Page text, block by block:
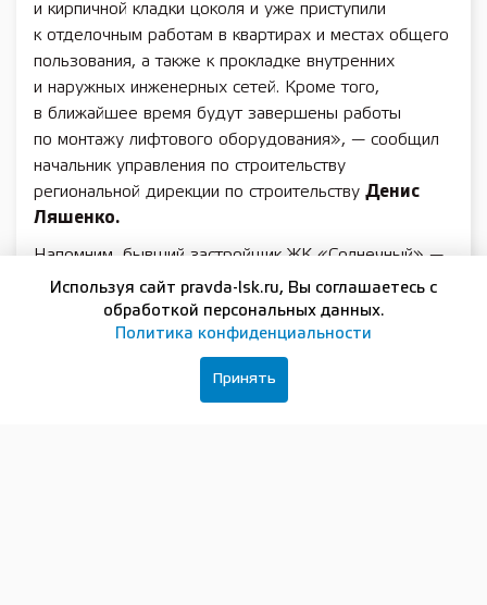
и кирпичной кладки цоколя и уже приступили
к отделочным работам в квартирах и местах общего
пользования, а также к прокладке внутренних
и наружных инженерных сетей. Кроме того,
в ближайшее время будут завершены работы
по монтажу лифтового оборудования», — сообщил
начальник управления по строительству
региональной дирекции по строительству Денис
Ляшенко.
Напомним, бывший застройщик ЖК «Солнечный» —
ООО «Вертикаль» — признан банкротом. На этапе
строительства свои средства в этот жилой комплекс
вложили 107 дольщиков.
28 июня 2022 года между НКО «Фонд защиты
прав граждан — участников долевого строительства
Используя сайт pravda-lsk.ru, Вы соглашаетесь с
обработкой персональных данных.
Политика конфиденциальности
Принять